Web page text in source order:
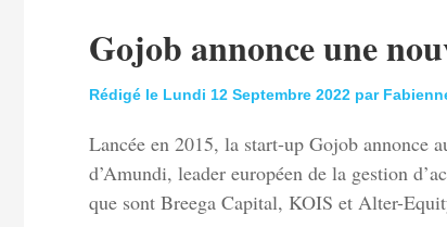
Gojob annonce une
Rédigé le Lundi 12 Septembre 2022 par
Lancée en 2015, la start-up Gojob annonce
d’Amundi, leader européen de la gestion
que sont Breega Capital, KOIS et Alter-